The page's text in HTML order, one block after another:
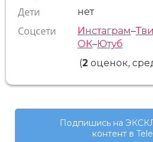
Дети нет
Соцсети Инстаграм–
ОК–Ютуб
(2 оценок,
Подпишись на
контент в